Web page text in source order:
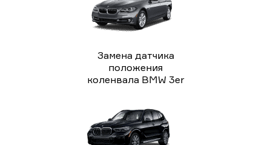
Замена датчика
положения
коленвала BMW 3er